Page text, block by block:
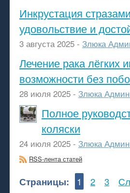
Инкрустация
удовольствие и
3 августа 2025 - Злюка
Лечение рака лёгких
возможности без
28 июля 2025 - Злюка
Полное
коляски
24 июля 2025 - Злюка
RSS-лента статей
Страницы: 1 2 3